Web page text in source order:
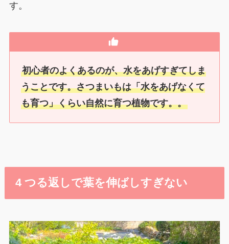
す。
初心者のよくあるのが、水をあげすぎてしま
うことです。さつまいもは「水をあげなくて
も育つ」くらい自然に育つ植物です。。
4 つる返しで葉を伸ばしすぎない